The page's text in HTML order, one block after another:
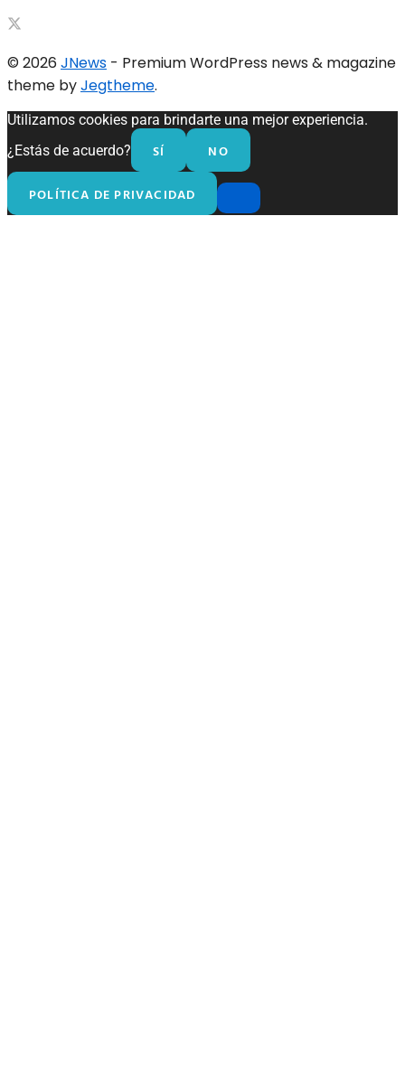
© 2026 JNews - Premium WordPress news & magazine
theme byJegtheme.
Utilizamos cookies para brindarte una mejor experiencia.
¿Estás de acuerdo?
SÍ NO
POLÍTICA DE PRIVACIDAD